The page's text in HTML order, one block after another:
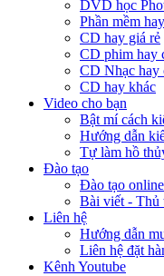
DVD học
Phần mềm hay
CD hay giá rẻ
CD phim hay
CD Nhạc hay
CD hay khác
Video cho bạn
Bật mí cách
Hướng dẫn
Tự làm hồ
Đào tạo
Đào tạo
Bài viết - Thủ
Liên hệ
Hướng dẫn
Liên hệ đặt
Kênh Youtube